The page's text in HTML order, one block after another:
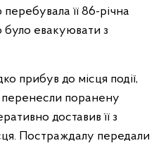
перебувала її 86-річна
було евакуювати з
прибув до місця події,
поранену
доставив її з
Постраждалу передали